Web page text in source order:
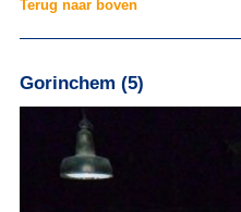
Terug naar boven
Gorinchem (5)